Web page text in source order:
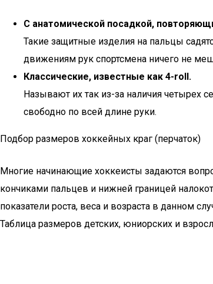
С анатомической посадкой,
Такие защитные изделия на пальцы
движениям рук спортсмена ничего не
Классические, известные как 4-roll.
Называют их так из-за наличия четырех
свободно по всей длине руки.
Подбор размеров хоккейных краг (перчаток)
Многие начинающие хоккеисты задаются
кончиками пальцев и нижней границей
показатели роста, веса и возраста в данном
Таблица размеров детских, юниорских и